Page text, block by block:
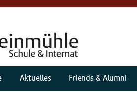
Aktuelles Friends & Alumni